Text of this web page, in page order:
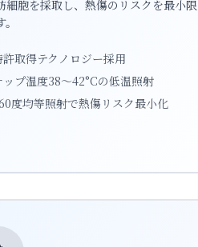
細胞を採取し、熱傷のリスクを最小
許取得テクノロジー採用
ップ温度38〜42°Cの低温照射
度均等照射で熱傷リスク最小化